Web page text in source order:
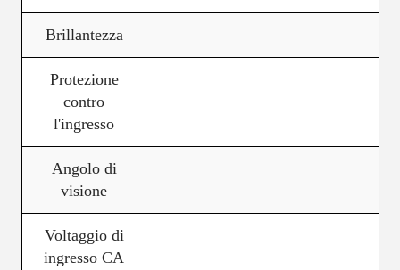
Brillantezza
Protezione
contro
l'ingresso
Angolo di
visione
Voltaggio di
ingresso CA